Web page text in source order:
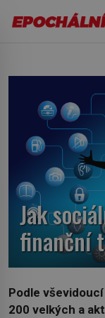
Jak
finanční
Podle
200 velkých a